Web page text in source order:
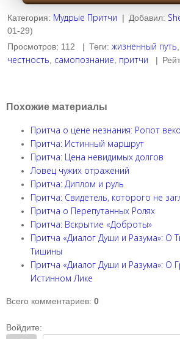
Категория: Мудрые Притчи | Добавил:
01-29)
Просмотров: 112 | Теги: жизненный путь
честность самопознание притчи |
Похожие материалы
Притча о цене незнания: Ропот
Притча: Истинный маршрут
Притча: Цена невидимых долгов
Ловец чужих отражений
Притча: Диплом и руль
Притча: Свидетель, которого не
Притча о Перепутанных Ролях
Притча: Вскрытие «Доброты»
Притча «Диалог Души и Разума»: О
Тишины
Притча «Диалог Души и Разума»: О
Истинном Лике
Всего комментариев: 0
Войдите: